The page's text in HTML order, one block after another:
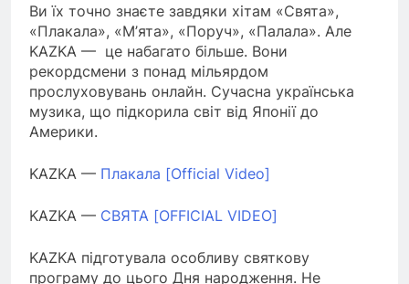
Ви їх точно знаєте завдяки хітам «Свята»,
«Плакала», «М’ята», «Поруч», «Палала». Але
KAZKA — це набагато більше. Вони
рекордсмени з понад мільярдом
прослуховувань онлайн. Сучасна українська
музика, що підкорила світ від Японії до
Америки.
KAZKA — Плакала [Official Video]
KAZKA — СВЯТА [OFFICIAL VIDEO]
KAZKA підготувала особливу святкову
програму до цього Дня народження. Не